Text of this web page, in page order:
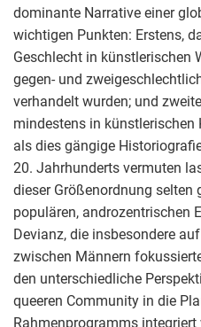
dominante Narrative einer
wichtigen Punkten: Erstens,
Geschlecht in künstlerischen
gegen- und
verhandelt wurden; und
mindestens in künstlerischen
als dies gängige
20. Jahrhunderts vermuten
dieser Größenordnung selten
populären, androzentrischen
Devianz, die insbesondere
zwischen Männern
den unterschiedliche
queeren Community in die
Rahmenprogramms integriert